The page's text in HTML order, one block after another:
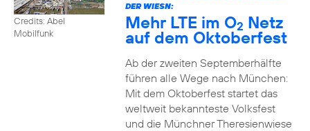
Credits: Abel
Mobilfunk
DER WIESN:
Mehr LTE im O2 Netz
auf dem Oktoberfest
Ab der zweiten Septemberhälfte
führen alle Wege nach München:
Mit dem Oktoberfest startet das
weltweit bekannteste Volksfest
und die Münchner Theresienwiese